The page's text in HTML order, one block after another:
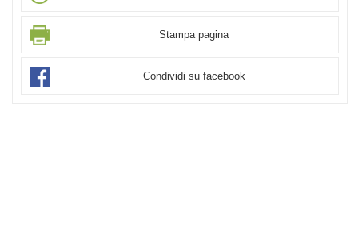
Stampa pagina
Condividi su facebook